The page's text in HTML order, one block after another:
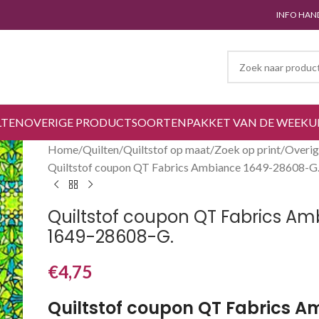
INFO
OVERIGE PRODUCTSOORTENPAKKET VAN DE WEEK
Home Quilten Quiltstof op maat Zoek op print Overig
Quiltstof coupon QT Fabrics Ambiance 1649-28608-G.
Quiltstof coupon QT Fabrics
1649-28608-G.
€4,75
Quiltstof coupon QT Fabrics